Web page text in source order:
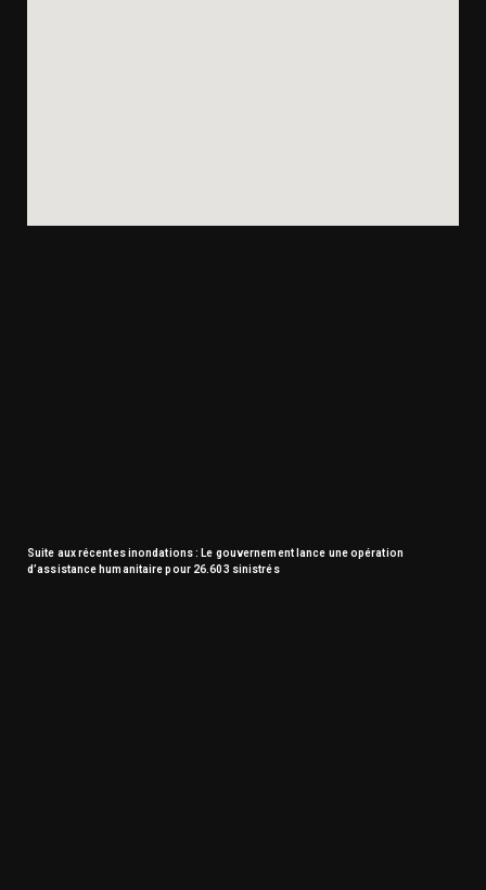
Suite aux récentes inondations : Le gouvernement lance une opération
d’assistance humanitaire pour 26.603 sinistrés